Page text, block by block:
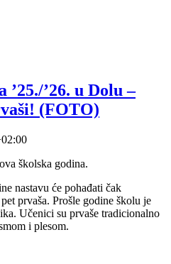
’25./’26. u Dolu –
(FOTO)
školska godina.
nastavu će pohađati čak
prvaša. Prošle godine školu je
Učenici su prvaše tradicionalno
i plesom.